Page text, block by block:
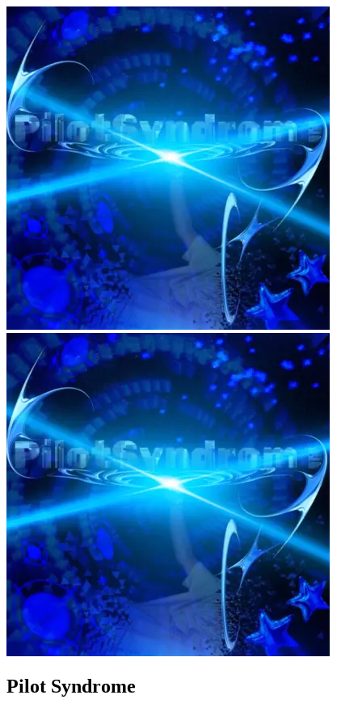
Pilot Syndrome